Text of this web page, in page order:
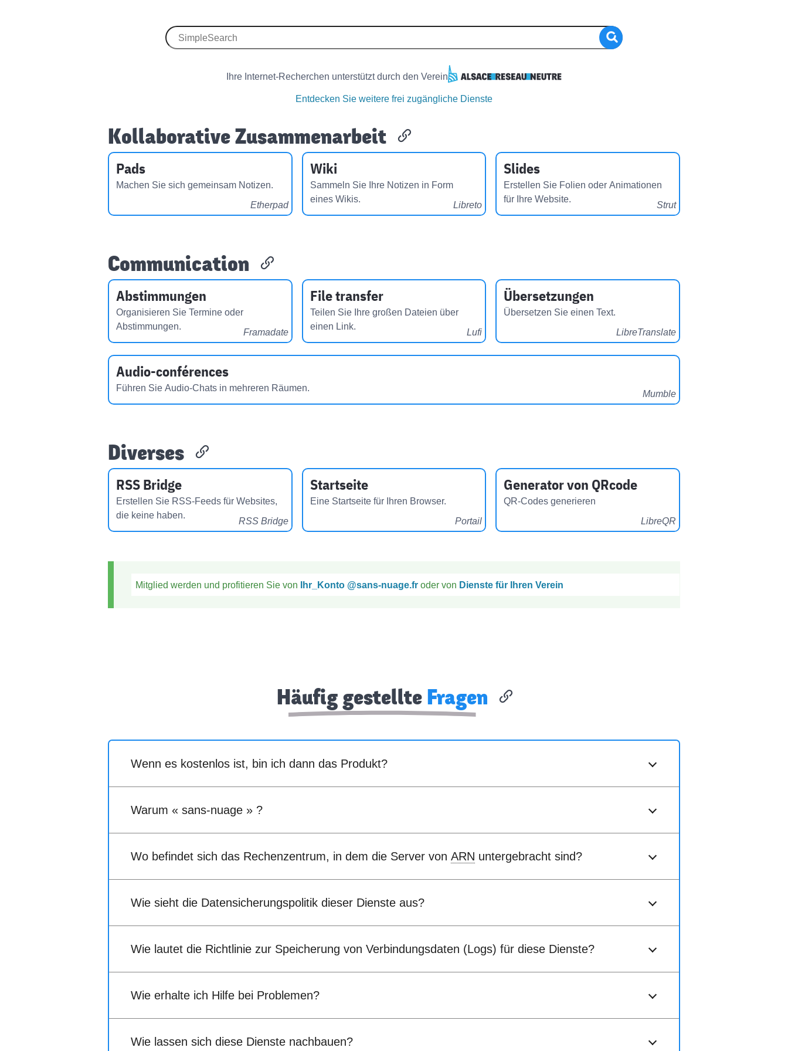
Ihre Internet-Recherchen unterstützt durch den Verein
Entdecken Sie weitere frei zugängliche Dienste
Kollaborative Zusammenarbeit
Pads
Etherpad
Machen Sie sich gemeinsam Notizen.
Wiki
Libreto
Sammeln Sie Ihre Notizen in Form
eines Wikis.
Slides
Strut
Erstellen Sie Folien oder Animationen
für Ihre Website.
Communication
Abstimmungen
Framadate
Organisieren Sie Termine oder
Abstimmungen.
File transfer
Lufi
Teilen Sie Ihre großen Dateien über
einen Link.
Übersetzungen
LibreTranslate
Übersetzen Sie einen Text.
Audio-conférences
Mumble
Führen Sie Audio-Chats in mehreren Räumen.
Diverses
RSS Bridge
RSS Bridge
Erstellen Sie RSS-Feeds für Websites,
die keine haben.
Startseite
Portail
Eine Startseite für Ihren Browser.
Generator von QRcode
LibreQR
QR-Codes generieren
Mitglied werden und profitieren Sie von Ihr_Konto @sans-nuage.fr oder von Dienste für Ihren Verein
Häufig gestellte Fragen
Wenn es kostenlos ist, bin ich dann das Produkt?
Warum « sans-nuage » ?
Wo befindet sich das Rechenzentrum, in dem die Server von ARN untergebracht sind?
Wie sieht die Datensicherungspolitik dieser Dienste aus?
Wie lautet die Richtlinie zur Speicherung von Verbindungsdaten (Logs) für diese Dienste?
Wie erhalte ich Hilfe bei Problemen?
Wie lassen sich diese Dienste nachbauen?